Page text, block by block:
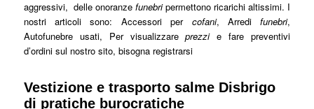
aggressivi, delle onoranze funebripermettono ricarichi altissimi. I
nostri articoli sono: Accessori per cofani, Arredifunebri,
Autofunebre usati, Per visualizzareprezzie fare preventivi
d’ordini sul nostro sito, bisogna registrarsi
Vestizione e trasporto salme Disbrigo
di pratiche burocratiche